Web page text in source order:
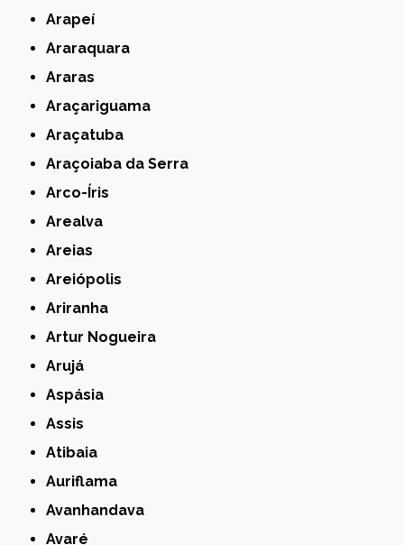
Arapeí
Araraquara
Araras
Araçariguama
Araçatuba
Araçoiaba da Serra
Arco-Íris
Arealva
Areias
Areiópolis
Ariranha
Artur Nogueira
Arujá
Aspásia
Assis
Atibaia
Auriflama
Avanhandava
Avaré